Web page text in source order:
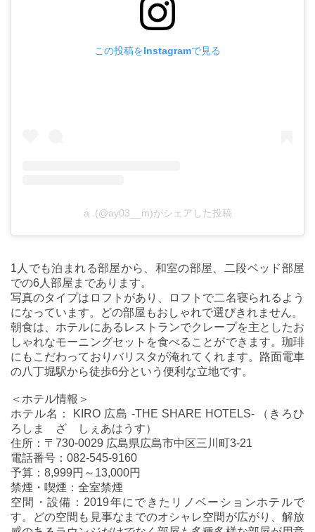
この投稿をInstagramで見る
a .(@ay03__m)がシェアした投稿
1人でも泊まれる部屋から、和室の部屋、二段ベッド部屋
での6人部屋まであります。
写真のタイプはロフトがあり、ロフトで二名寝られるよう
になっています。どの部屋もおしゃれで選びきれません。
朝食は、ホテルにあるレストランでクレープを主としたお
しゃれなモーニングセットを食べることができます。珈琲
にもこだわっておりバリスタが淹れてくれます。路面電車
の八丁堀駅から徒歩6分という便利な立地です。
＜ホテル情報＞
ホテル名： KIRO 広島 -THE SHARE HOTELS- （きろひ
ろしま ざ しぇあはうす）
住所：〒730-0029 広島県広島市中区三川町3-21
電話番号：082-545-9160
予算：8,999円～13,000円
禁煙・喫煙：全室禁煙
空間・設備：2019年にできたリノベーションホテルで
す。どの空間も見事なまでのオシャレ空間が広がり、解放